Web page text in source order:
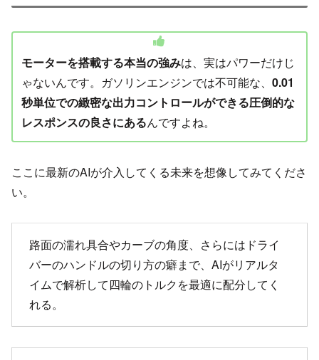
モーターを搭載する本当の強みは、実はパワーだけじ
ゃないんです。ガソリンエンジンでは不可能な、 0.01
秒単位での緻密な出力コントロールができる圧倒的な
レスポンスの良さにあるんですよね。
ここに最新のAIが介入してくる未来を想像してみてくださ
い。
路面の濡れ具合やカーブの角度、さらにはドライ
バーのハンドルの切り方の癖まで、AIがリアルタ
イムで解析して四輪のトルクを最適に配分してく
れる。